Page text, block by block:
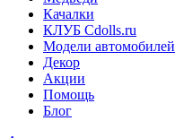
Качалки
КЛУБ Cdolls.ru
Модели автомобилей
Декор
Акции
Помощь
Блог